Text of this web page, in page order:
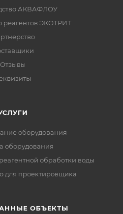
АКВАФЛОУ
реагентов ЭКОТРИТ
Отзывы
оборудования
оборудования
обработки воды
для проектировщика
ОБЪЕКТЫ